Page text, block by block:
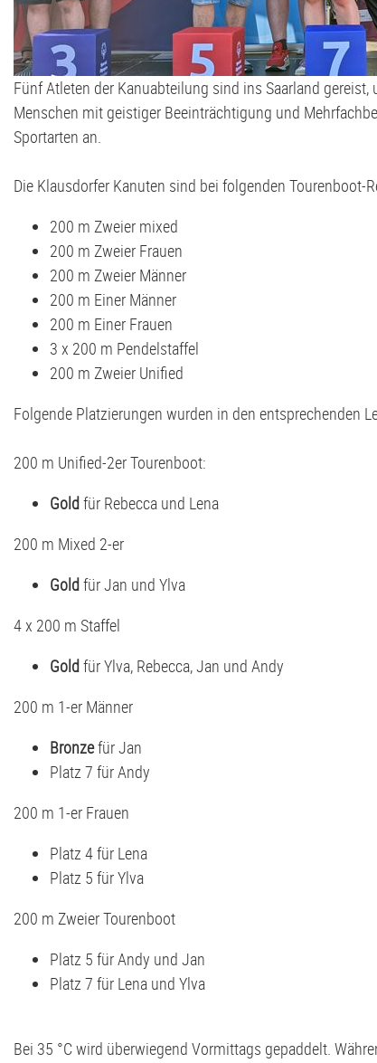
Fünf Atleten der Kanuabteilung sind ins Saarland
Menschen mit geistiger Beeinträchtigung und
Sportarten an.
Die Klausdorfer Kanuten sind bei folgenden Tourenboot-
200 m Zweier mixed
200 m Zweier Frauen
200 m Zweier Männer
200 m Einer Männer
200 m Einer Frauen
3 x 200 m Pendelstaffel
200 m Zweier Unified
Folgende Platzierungen wurden in den entsprechenden
200 m Unified-2er Tourenboot:
Goldfür Rebecca und Lena
200 m Mixed 2-er
Goldfür Jan und Ylva
4 x 200 m Staffel
Goldfür Ylva, Rebecca, Jan und Andy
200 m 1-er Männer
Bronzefür Jan
Platz 7 für Andy
200 m 1-er Frauen
Platz 4 für Lena
Platz 5 für Ylva
200 m Zweier Tourenboot
Platz 5 für Andy und Jan
Platz 7 für Lena und Ylva
Bei 35 °C wird überwiegend Vormittags gepaddelt.
Volleyball
G2-Jugend - TSV Klausdorf U6